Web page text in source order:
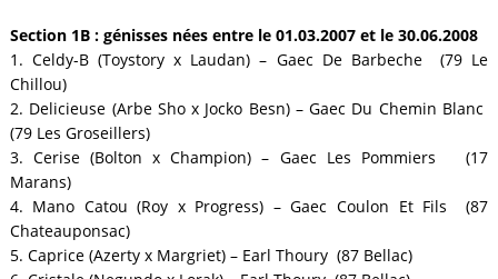
Section 1B : génisses nées entre le 01.03.2007 et le 30.06.2008
1. Celdy-B (Toystory x Laudan) – Gaec De Barbeche (79 Le
Chillou)
2. Delicieuse (Arbe Sho x Jocko Besn) – Gaec Du Chemin Blanc
(79 Les Groseillers)
3. Cerise (Bolton x Champion) – Gaec Les Pommiers (17
Marans)
4. Mano Catou (Roy x Progress) – Gaec Coulon Et Fils (87
Chateauponsac)
5. Caprice (Azerty x Margriet) – Earl Thoury (87 Bellac)